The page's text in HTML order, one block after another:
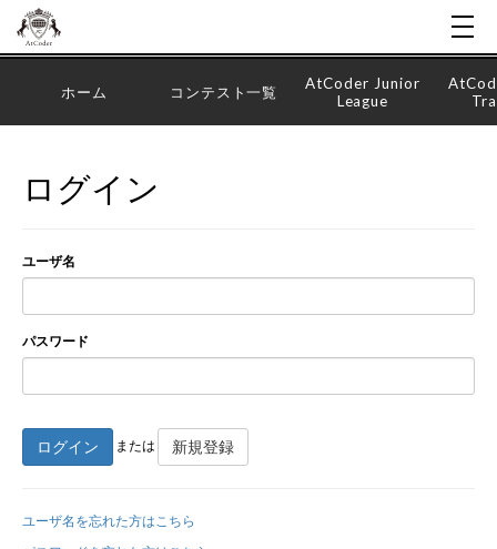
ホーム コンテスト一覧
AtCoder Junior
League
ログイン
ユーザ名
パスワード
ログイン または 新規登録
ユーザ名を忘れた方はこちら